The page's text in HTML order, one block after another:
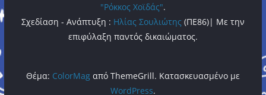
"Ρόκκος Χοϊδάς".
Σχεδίαση - Ανάπτυξη : Ηλίας Σουλιώτης (ΠΕ86)| Με την
επιφύλαξη παντός δικαιώματος.
Θέμα: ColorMagαπό ThemeGrill. Κατασκευασμένο με
WordPress.